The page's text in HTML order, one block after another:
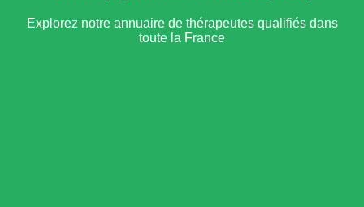
Explorez notre annuaire de thérapeutes qualifiés dans
toute la France